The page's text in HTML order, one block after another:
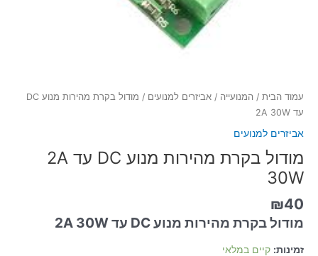
עמוד הבית / המנועייה / אביזרים למנועים
/ מודול בקרת מהירות מנוע DC
עד 2A 30W
אביזרים למנועים
מודול בקרת מהירות מנוע DC עד 2A
30W
₪40
מודול בקרת מהירות מנוע DC עד 2A 30W
זמינות: קיים במלאי